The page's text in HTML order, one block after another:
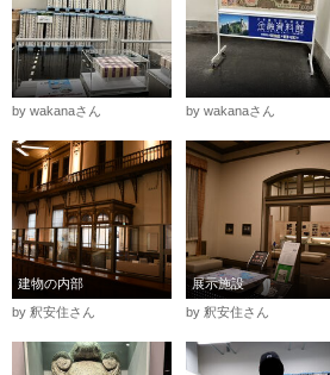
by wakanaさん by wakanaさん
建物の内部
by 釈安住さん
展示施設
by 釈安住さん